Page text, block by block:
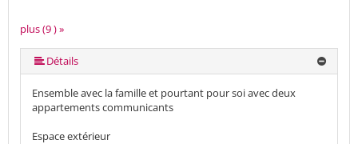
plus (9 ) »
plus (9 ) »
plus (9 ) »
plus (9 ) »
plus (9 ) »
plus (9 ) »Détails
Ensemble avec la famille et pourtant pour soi avec deux
appartements communicants
Espace extérieur